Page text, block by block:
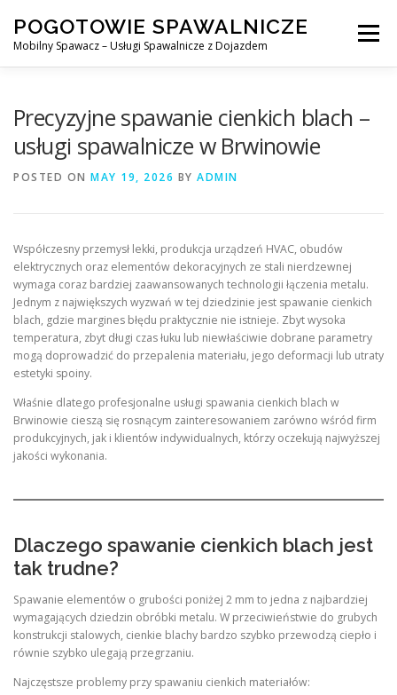
content
POGOTOWIE SPAWALNICZE
Mobilny Spawacz – Usługi Spawalnicze z Dojazdem
Menu
Precyzyjne spawanie cienkich blach –
usługi spawalnicze w Brwinowie
POSTED ON MAY 19, 2026 BY ADMIN
Współczesny przemysł lekki, produkcja urządzeń HVAC, obudów
elektrycznych oraz elementów dekoracyjnych ze stali nierdzewnej
wymaga coraz bardziej zaawansowanych technologii łączenia metalu.
Jednym z największych wyzwań w tej dziedzinie jest spawanie cienkich
blach, gdzie margines błędu praktycznie nie istnieje. Zbyt wysoka
temperatura, zbyt długi czas łuku lub niewłaściwie dobrane parametry
mogą doprowadzić do przepalenia materiału, jego deformacji lub utraty
estetyki spoiny.
Właśnie dlatego profesjonalne usługi spawania cienkich blach w
Brwinowie cieszą się rosnącym zainteresowaniem zarówno wśród firm
produkcyjnych, jak i klientów indywidualnych, którzy oczekują najwyższej
jakości wykonania.
Dlaczego spawanie cienkich blach jest
tak trudne?
Spawanie elementów o grubości poniżej 2 mm to jedna z najbardziej
wymagających dziedzin obróbki metalu. W przeciwieństwie do grubych
konstrukcji stalowych, cienkie blachy bardzo szybko przewodzą ciepło i
równie szybko ulegają przegrzaniu.
Najczęstsze problemy przy spawaniu cienkich materiałów: